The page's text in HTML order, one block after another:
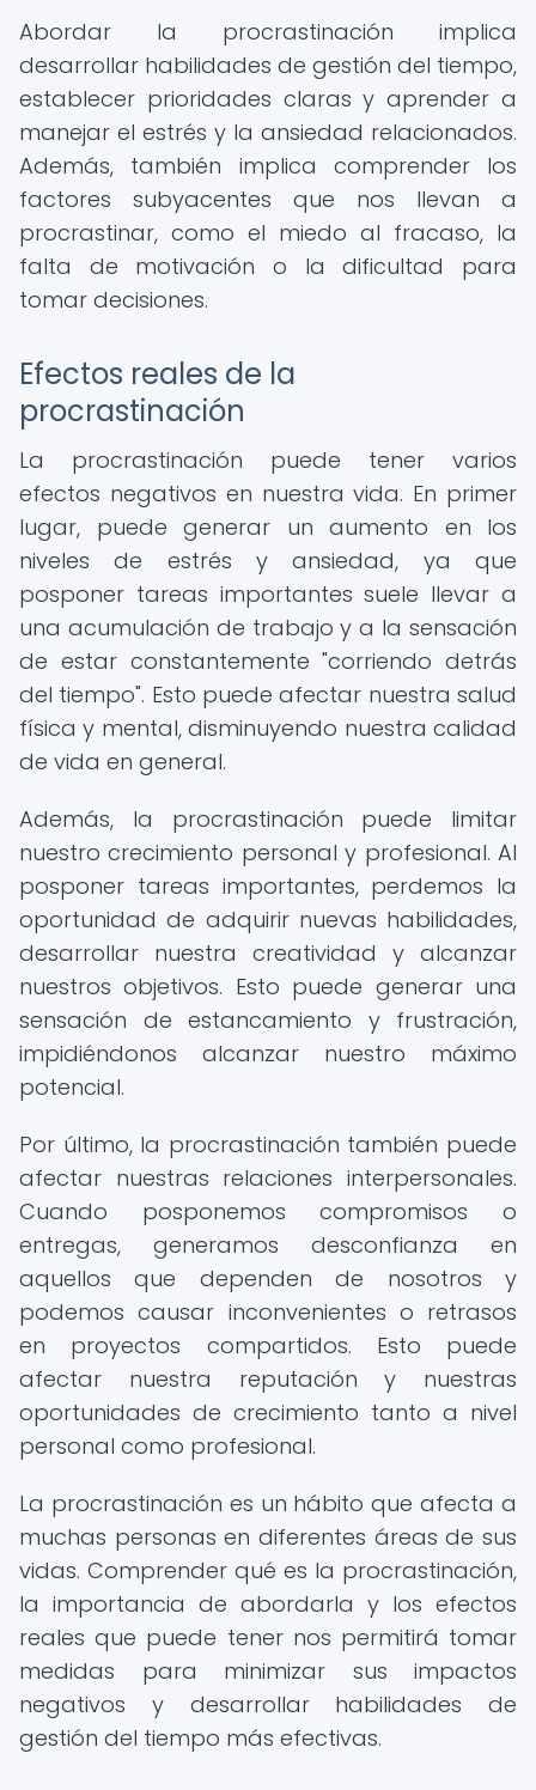
Abordar la procrastinación implica
desarrollar habilidades de gestión del tiempo,
establecer prioridades claras y aprender a
manejar el estrés y la ansiedad relacionados.
Además, también implica comprender los
factores subyacentes que nos llevan a
procrastinar, como el miedo al fracaso, la
falta de motivación o la dificultad para
tomar decisiones.
Efectos reales de la
procrastinación
La procrastinación puede tener varios
efectos negativos en nuestra vida. En primer
lugar, puede generar un aumento en los
niveles de estrés y ansiedad, ya que
posponer tareas importantes suele llevar a
una acumulación de trabajo y a la sensación
de estar constantemente "corriendo detrás
del tiempo". Esto puede afectar nuestra salud
física y mental, disminuyendo nuestra calidad
de vida en general.
Además, la procrastinación puede limitar
nuestro crecimiento personal y profesional. Al
posponer tareas importantes, perdemos la
oportunidad de adquirir nuevas habilidades,
desarrollar nuestra creatividad y alcanzar
nuestros objetivos. Esto puede generar una
sensación de estancamiento y frustración,
impidiéndonos alcanzar nuestro máximo
potencial.
Por último, la procrastinación también puede
afectar nuestras relaciones interpersonales.
Cuando posponemos compromisos o
entregas, generamos desconfianza en
aquellos que dependen de nosotros y
podemos causar inconvenientes o retrasos
en proyectos compartidos. Esto puede
afectar nuestra reputación y nuestras
oportunidades de crecimiento tanto a nivel
personal como profesional.
La procrastinación es un hábito que afecta a
muchas personas en diferentes áreas de sus
vidas. Comprender qué es la procrastinación,
la importancia de abordarla y los efectos
reales que puede tener nos permitirá tomar
medidas para minimizar sus impactos
negativos y desarrollar habilidades de
gestión del tiempo más efectivas.